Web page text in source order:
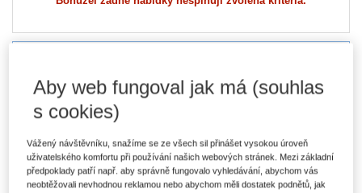
Autorské právo a právo duševního vlastnictví
Evropské právo
Finanční právo
Aby web fungoval jak má (souhlas
s cookies)
Vážený návštěvníku, snažíme se ze všech sil přinášet vysokou úroveň
uživatelského komfortu při používání našich webových stránek. Mezi základní
předpoklady patří např. aby správně fungovalo vyhledávání, abychom vás
neobtěžovali nevhodnou reklamou nebo abychom měli dostatek podnětů, jak